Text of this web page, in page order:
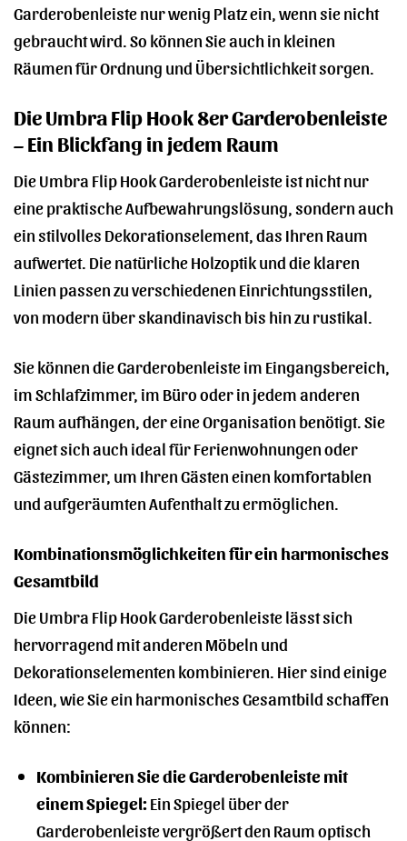
Garderobenleiste nur wenig Platz ein, wenn sie nicht
gebraucht wird. So können Sie auch in kleinen
Räumen für Ordnung und Übersichtlichkeit sorgen.
Die Umbra Flip Hook 8er Garderobenleiste
– Ein Blickfang in jedem Raum
Die Umbra Flip Hook Garderobenleiste ist nicht nur
eine praktische Aufbewahrungslösung, sondern auch
ein stilvolles Dekorationselement, das Ihren Raum
aufwertet. Die natürliche Holzoptik und die klaren
Linien passen zu verschiedenen Einrichtungsstilen,
von modern über skandinavisch bis hin zu rustikal.
Sie können die Garderobenleiste im Eingangsbereich,
im Schlafzimmer, im Büro oder in jedem anderen
Raum aufhängen, der eine Organisation benötigt. Sie
eignet sich auch ideal für Ferienwohnungen oder
Gästezimmer, um Ihren Gästen einen komfortablen
und aufgeräumten Aufenthalt zu ermöglichen.
Kombinationsmöglichkeiten für ein harmonisches
Gesamtbild
Die Umbra Flip Hook Garderobenleiste lässt sich
hervorragend mit anderen Möbeln und
Dekorationselementen kombinieren. Hier sind einige
Ideen, wie Sie ein harmonisches Gesamtbild schaffen
können:
Kombinieren Sie die Garderobenleiste mit
einem Spiegel:Ein Spiegel über der
Garderobenleiste vergrößert den Raum optisch